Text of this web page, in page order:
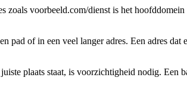
zoals voorbeeld.com/dienst is het
of in een veel langer adres. Een adres dat
plaats staat, is voorzichtigheid nodig. Een